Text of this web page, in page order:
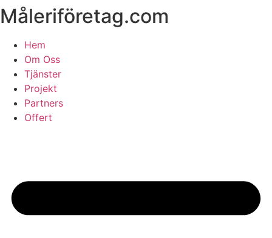
Skip
to
content
Måleriföretag.com
Hem
Om Oss
Tjänster
Projekt
Partners
Offert